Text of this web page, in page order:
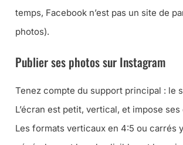
temps, Facebook n’est pas un site de
photos).
Publier ses photos sur Instagram
Tenez compte du support principal : le
L’écran est petit, vertical, et impose ses
Les formats verticaux en 4:5 ou carrés